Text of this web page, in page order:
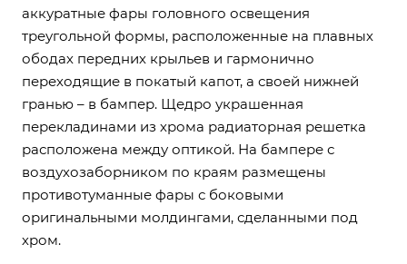
аккуратные фары головного освещения
треугольной формы, расположенные на плавных
ободах передних крыльев и гармонично
переходящие в покатый капот, а своей нижней
гранью – в бампер. Щедро украшенная
перекладинами из хрома радиаторная решетка
расположена между оптикой. На бампере с
воздухозаборником по краям размещены
противотуманные фары с боковыми
оригинальными молдингами, сделанными под
хром.